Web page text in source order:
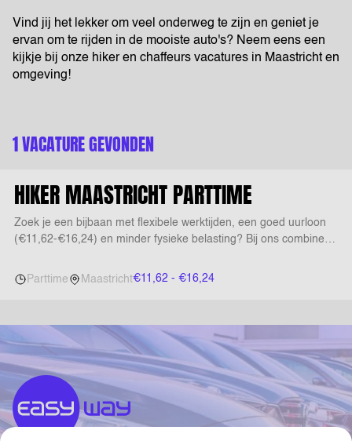
Vind jij het lekker om veel onderweg te zijn en geniet je
ervan om te rijden in de mooiste auto's? Neem eens een
kijkje bij onze hiker en chaffeurs vacatures in Maastricht en
omgeving!
1 VACATURE GEVONDEN
HIKER MAASTRICHT PARTTIME
Parttime Maastricht€11,62 - €16,24
Zoek je een bijbaan met flexibele werktijden, een goed uurloon
(€11,62-€16,24) en minder fysieke belasting? Bij ons combineer
groei via meer dan 900 gratis trainingen!